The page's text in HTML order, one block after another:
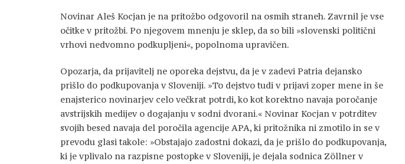
Novinar Aleš Kocjan je na pritožbo odgovoril na osmih straneh. Zavrnil je vse
očitke v pritožbi. Po njegovem mnenju je sklep, da so bili »slovenski politični
vrhovi nedvomno podkupljeni«, popolnoma upravičen.
Opozarja, da prijavitelj ne oporeka dejstvu, da je v zadevi Patria dejansko
prišlo do podkupovanja v Sloveniji. »To dejstvo tudi v prijavi zoper mene in še
enajsterico novinarjev celo večkrat potrdi, ko kot korektno navaja poročanje
avstrijskih medijev o dogajanju v sodni dvorani.« Novinar Kocjan v potrditev
svojih besed navaja del poročila agencije APA, ki pritožnika ni zmotilo in se v
prevodu glasi takole: »Obstajajo zadostni dokazi, da je prišlo do podkupovanja,
ki je vplivalo na razpisne postopke v Sloveniji, je dejala sodnica Zöllner v